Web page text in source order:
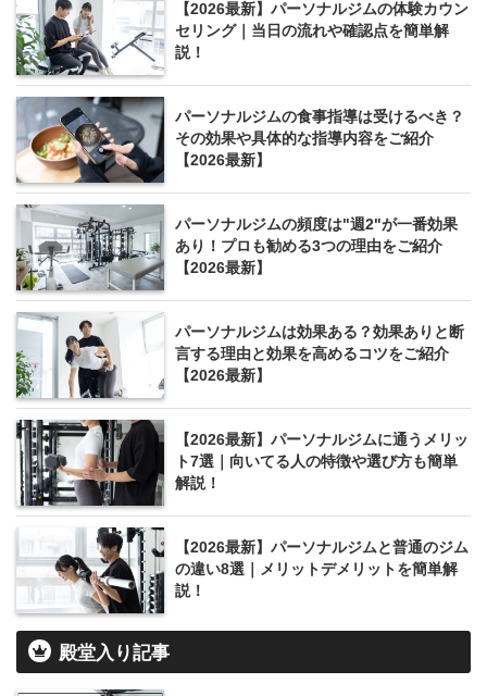
【2026最新】パーソナルジムの体験カウン
セリング｜当日の流れや確認点を簡単解
説！
パーソナルジムの食事指導は受けるべき？
その効果や具体的な指導内容をご紹介
【2026最新】
パーソナルジムの頻度は"週2"が一番効果
あり！プロも勧める3つの理由をご紹介
【2026最新】
パーソナルジムは効果ある？効果ありと断
言する理由と効果を高めるコツをご紹介
【2026最新】
【2026最新】パーソナルジムに通うメリッ
ト7選｜向いてる人の特徴や選び方も簡単
解説！
【2026最新】パーソナルジムと普通のジム
の違い8選｜メリットデメリットを簡単解
説！
殿堂入り記事